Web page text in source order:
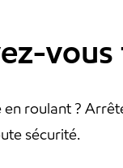
vous
en roulant ?
sécurité.